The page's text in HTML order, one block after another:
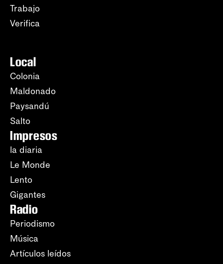
Trabajo
Verifica
Local
Colonia
Maldonado
Paysandú
Salto
Impresos
la diaria
Le Monde
Lento
Gigantes
Radio
Periodismo
Música
Artículos leídos